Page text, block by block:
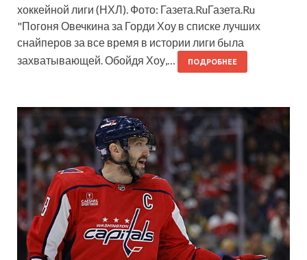
хоккейной лиги (НХЛ). Фото: Газета.RuГазета.Ru
"Погоня Овечкина за Горди Хоу в списке лучших
снайперов за все время в истории лиги была
захватывающей. Обойдя Хоу,…
ПОДРОБНЕЕ